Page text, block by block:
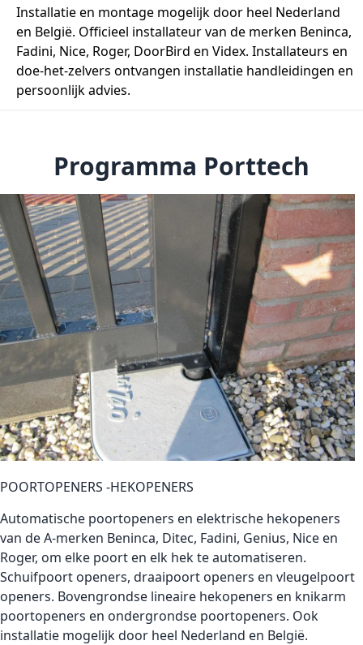
Installatie en montage mogelijk door heel Nederland
en België. Officieel installateur van de merken Beninca,
Fadini, Nice, Roger, DoorBird en Videx. Installateurs en
doe-het-zelvers ontvangen installatie handleidingen en
persoonlijk advies.
Programma Porttech
POORTOPENERS -HEKOPENERS
Automatische poortopeners en elektrische hekopeners
van de A-merken Beninca, Ditec, Fadini, Genius, Nice en
Roger, om elke poort en elk hek te automatiseren.
Schuifpoort openers, draaipoort openers en vleugelpoort
openers. Bovengrondse lineaire hekopeners en knikarm
poortopeners en ondergrondse poortopeners. Ook
installatie mogelijk door heel Nederland en België.